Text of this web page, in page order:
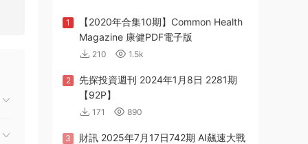
1
【2020年合集10期】Common Health
Magazine 康健PDF電子版
210 1.5k
2
先探投資週刊 2024年1月8日 2281期
【92P】
171 890
3 財訊 2025年7月17日742期 AI飆速大戰